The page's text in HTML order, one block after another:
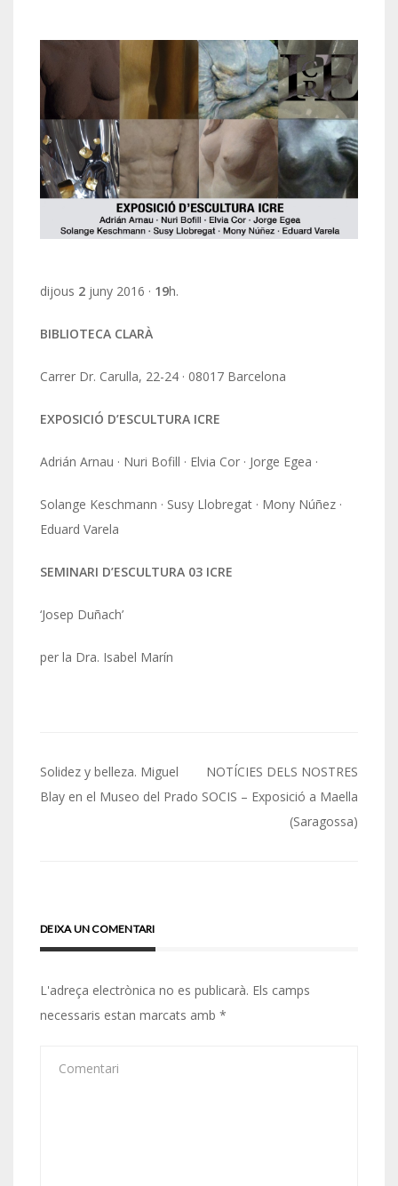
dijous 2 juny 2016 · 19h.
BIBLIOTECA CLARÀ
Carrer Dr. Carulla, 22-24 · 08017 Barcelona
EXPOSICIÓ D’ESCULTURA ICRE
Adrián Arnau · Nuri Bofill · Elvia Cor · Jorge Egea ·
Solange Keschmann · Susy Llobregat · Mony Núñez ·
Eduard Varela
SEMINARI D’ESCULTURA 03 ICRE
‘Josep Duñach’
per la Dra. Isabel Marín
Navegació
d'entrades
Solidez y belleza. Miguel
Blay en el Museo del Prado
NOTÍCIES DELS NOSTRES
SOCIS – Exposició a Maella
(Saragossa)
DEIXA UN COMENTARI
L'adreça electrònica no es publicarà. Els camps
necessaris estan marcats amb *